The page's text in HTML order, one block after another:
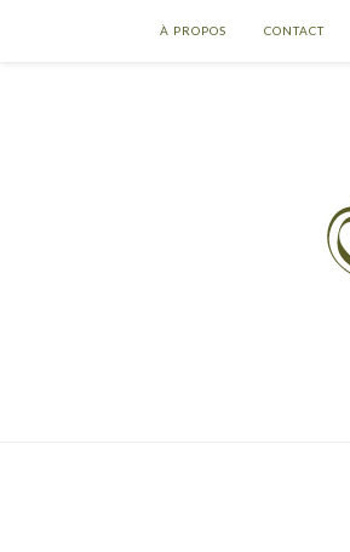
À PROPOS CONTACT